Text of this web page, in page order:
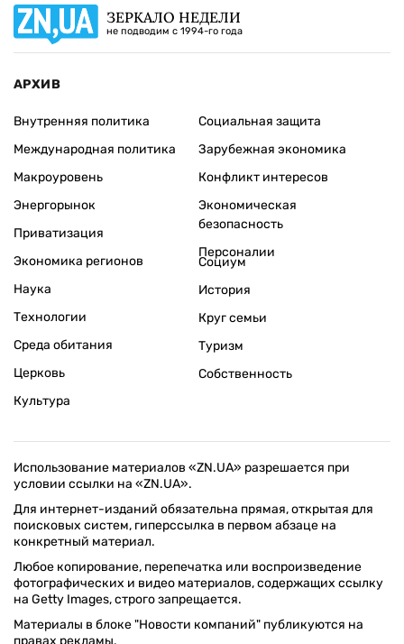
ЗЕРКАЛО НЕДЕЛИ
не подводим с 1994-го года
АРХИВ
Внутренняя политика
Международная политика
Макроуровень
Энергорынок
Приватизация
Экономика регионов
Социальная защита
Зарубежная экономика
Конфликт интересов
Экономическая
безопасность
Персоналии
Наука
Технологии
Среда обитания
Церковь
Культура
Социум
История
Круг семьи
Туризм
Собственность
Использование материалов «ZN.UA» разрешается при
условии ссылки на «ZN.UA».
Для интернет-изданий обязательна прямая, открытая для
поисковых систем, гиперссылка в первом абзаце на
конкретный материал.
Любое копирование, перепечатка или воспроизведение
фотографических и видео материалов, содержащих ссылку
на Getty Images, строго запрещается.
Материалы в блоке "Новости компаний" публикуются на
правах рекламы.